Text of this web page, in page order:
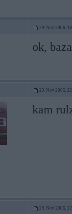
29. Nov 2006,
ok,
29. Nov 2006,
kam
29. Nov 2006,